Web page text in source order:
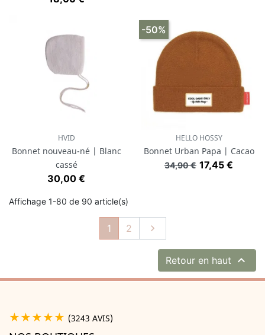
HVID
Bonnet nouveau-né | Blanc
cassé
Prix
30,00 €
HELLO HOSSY
Bonnet Urban Papa | Cacao
Prix de base
34,90 € Prix
17,45 €
-50%
Affichage 1-80 de 90 article(s)
1 2 Suivant

Retour en haut 
★★★★★ (3243 AVIS)